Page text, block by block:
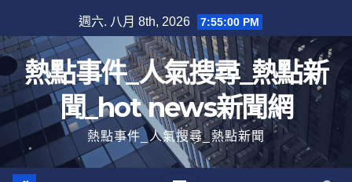
至
內
容
週六. 八月 8th, 2026 7:55:01 PM
熱點事件_人氣搜尋_熱點新
聞_hot news新聞網
熱點事件_人氣搜尋_熱點新聞